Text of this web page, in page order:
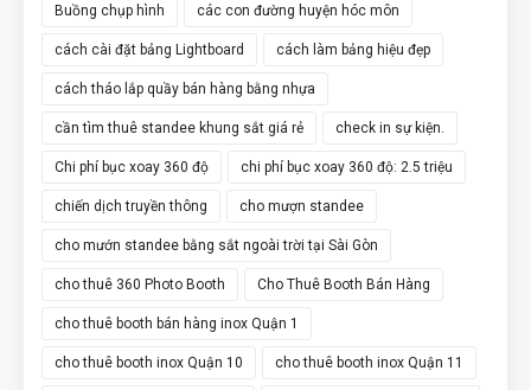
Buồng chụp hình các con đường huyện hóc môn
cách cài đặt bảng Lightboard cách làm bảng hiệu đẹp
cách tháo lắp quầy bán hàng bằng nhựa
cần tìm thuê standee khung sắt giá rẻ check in sự kiện.
Chi phí bục xoay 360 độ chi phí bục xoay 360 độ: 2.5 triệu
chiến dịch truyền thông cho mượn standee
cho mướn standee bằng sắt ngoài trời tại Sài Gòn
cho thuê 360 Photo Booth Cho Thuê Booth Bán Hàng
cho thuê booth bán hàng inox Quận 1
cho thuê booth inox Quận 10 cho thuê booth inox Quận 11